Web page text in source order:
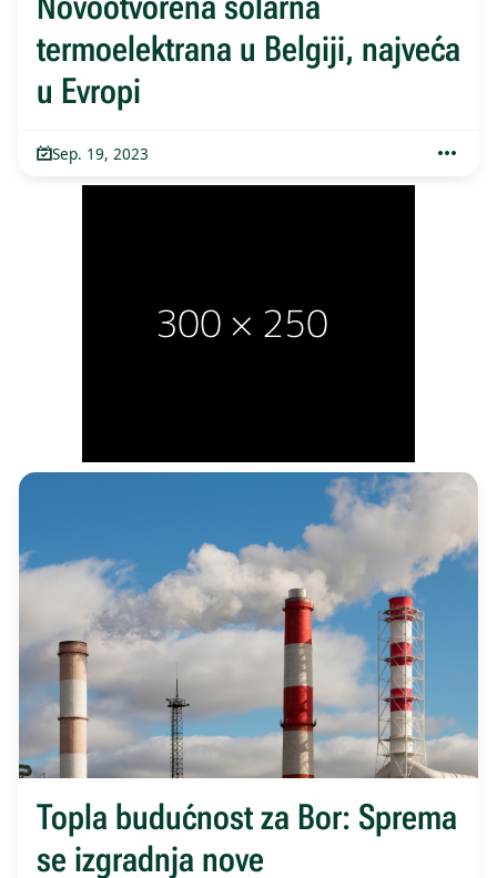
termoelektrana u Belgiji, najveća
u Evropi
Sep. 19, 2023
Topla budućnost za Bor: Sprema
se izgradnja nove